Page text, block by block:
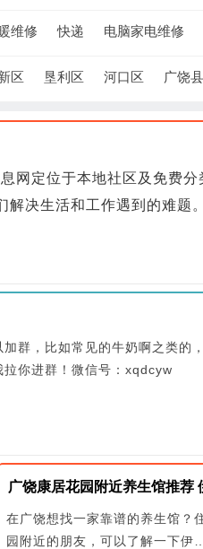
维修 快递 电脑家电维修
区 垦利区 河口区 广饶县
网定位于本地社区及免费
解决生活和工作遇到的难题
群，比如常见的牛奶啊之类的
你进群！微信号：xqdcyw
在广饶想找一家靠谱的养生馆？
园附近的朋友，可以了解一下伊…